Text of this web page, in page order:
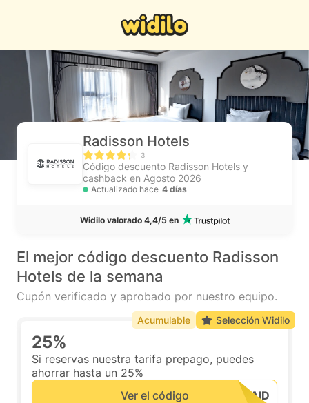
Radisson Hotels
3
Código descuento Radisson Hotels y
cashback en Agosto 2026
Actualizado hace 4 días
Widilo valorado 4,4/5 en
El mejor código descuento Radisson
Hotels de la semana
Cupón verificado y aprobado por nuestro equipo.
25%
Si reservas nuestra tarifa prepago, puedes
ahorrar hasta un 25%
Ver el código
Acumulable Selección Widilo